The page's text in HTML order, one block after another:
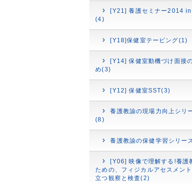
[Y21] 養護セミナー2014 in
(4)
[Y18]保健室テーピング(1)
[Y14] 保健室動機づけ面接
め(3)
[Y12] 保健室SST(3)
養護教諭の現場力向上シリ
(8)
養護教諭の保健学習シリー
[Y06] 映像で理解する!養護
ための、フィジカルアセスメン
立つ観察と検査(2)